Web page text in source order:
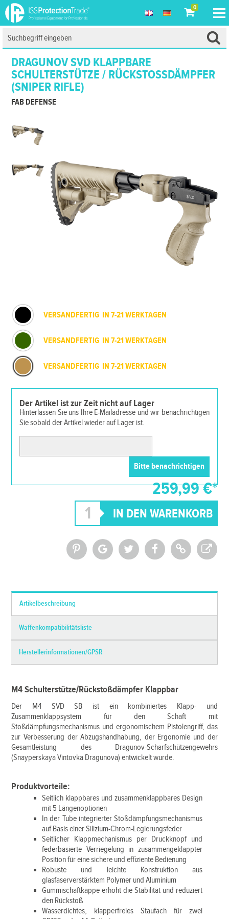
0
DRAGUNOV SVD KLAPPBARE
SCHULTERSTÜTZE / RÜCKSTOSSDÄMPFER (
SNIPER RIFLE)
FAB DEFENSE
VERSANDFERTIG IN 7-21 WERKTAGEN
VERSANDFERTIG IN 7-21 WERKTAGEN
VERSANDFERTIG IN 7-21 WERKTAGEN
Der Artikel ist zur Zeit nicht auf Lager
Hinterlassen Sie uns Ihre E-Mailadresse und wir benachrichtigen
Sie sobald der Artikel wieder auf Lager ist.
259,99 €*
Artikelbeschreibung
Waffenkompatibilitätsliste
Herstellerinformationen/GPSR
M4 Schulterstütze/Rückstoßdämpfer Klappbar
Der M4 SVD SB ist ein kombiniertes Klapp- und
Zusammenklappsystem für den Schaft mit
Stoßdämpfungsmechanismus und ergonomischem Pistolengriff, das
zur Verbesserung der Abzugshandhabung, der Ergonomie und der
Gesamtleistung des Dragunov-Scharfschützengewehrs
(Snayperskaya Vintovka Dragunova) entwickelt wurde.
Produktvorteile:
Seitlich klappbares und zusammenklappbares Design
mit 5 Längenoptionen
In der Tube integrierter Stoßdämpfungsmechanismus
auf Basis einer Silizium-Chrom-Legierungsfeder
Seitlicher Klappmechanismus per Druckknopf und
federbasierte Verriegelung in zusammengeklappter
Position für eine sichere und effiziente Bedienung
Robuste und leichte Konstruktion aus
glasfaserverstärktem Polymer und Aluminium
Gummischaftkappe erhöht die Stabilität und reduziert
den Rückstoß
Wasserdichtes, klapperfreies Staufach für zwei